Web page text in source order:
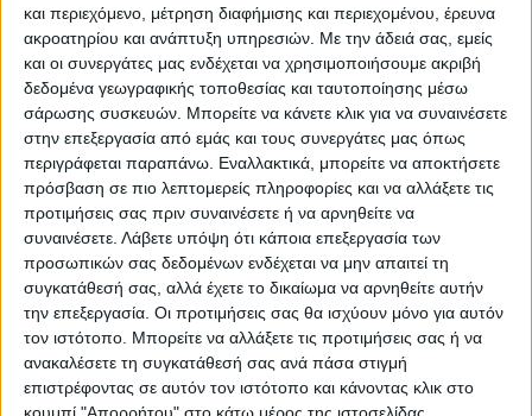
και περιεχόμενο, μέτρηση διαφήμισης και περιεχομένου, έρευνα
ακροατηρίου και ανάπτυξη υπηρεσιών. Με την άδειά σας, εμείς
και οι συνεργάτες μας ενδέχεται να χρησιμοποιήσουμε ακριβή
δεδομένα γεωγραφικής τοποθεσίας και ταυτοποίησης μέσω
σάρωσης συσκευών. Μπορείτε να κάνετε κλικ για να συναινέσετε
στην επεξεργασία από εμάς και τους συνεργάτες μας όπως
περιγράφεται παραπάνω. Εναλλακτικά, μπορείτε να αποκτήσετε
πρόσβαση σε πιο λεπτομερείς πληροφορίες και να αλλάξετε τις
προτιμήσεις σας πριν συναινέσετε ή να αρνηθείτε να
συναινέσετε. Λάβετε υπόψη ότι κάποια επεξεργασία των
προσωπικών σας δεδομένων ενδέχεται να μην απαιτεί τη
συγκατάθεσή σας, αλλά έχετε το δικαίωμα να αρνηθείτε αυτήν
την επεξεργασία. Οι προτιμήσεις σας θα ισχύουν μόνο για αυτόν
τον ιστότοπο. Μπορείτε να αλλάξετε τις προτιμήσεις σας ή να
ανακαλέσετε τη συγκατάθεσή σας ανά πάσα στιγμή
επιστρέφοντας σε αυτόν τον ιστότοπο και κάνοντας κλικ στο
Την 5η παράταση της προθεσμίας ολοκλήρωσης του
έργου «Αντικατάσταση αγωγών εσωτερικού δικτύου
ύδρευσης Κοινότητας Μαγουλίτσας και Τ.Κ.
Καραϊσκάκη – Κατασκευή εξωτερικού υδραγωγείου
συνοικισμού Γ....